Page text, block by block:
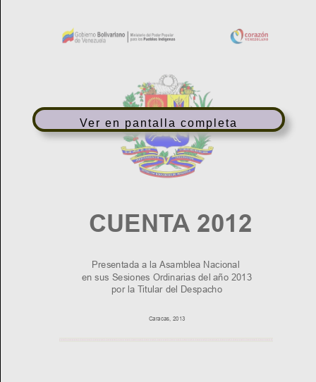
Ver en pantalla completa